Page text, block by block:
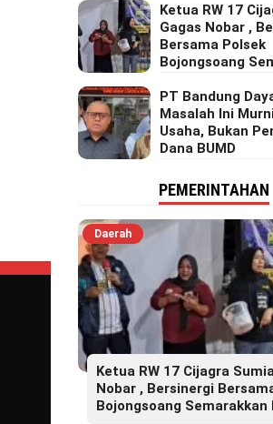
Ketua RW 17
Gagas Nobar ,
Bersama Polsek
Bojongsoang
PT Bandung
Masalah Ini
Usaha, Bukan
Dana BUMD
PEMERINTAHAN
Daerah
Ketua RW 17 Cijagra
Nobar , Bersinergi
Bojongsoang Semarakkan